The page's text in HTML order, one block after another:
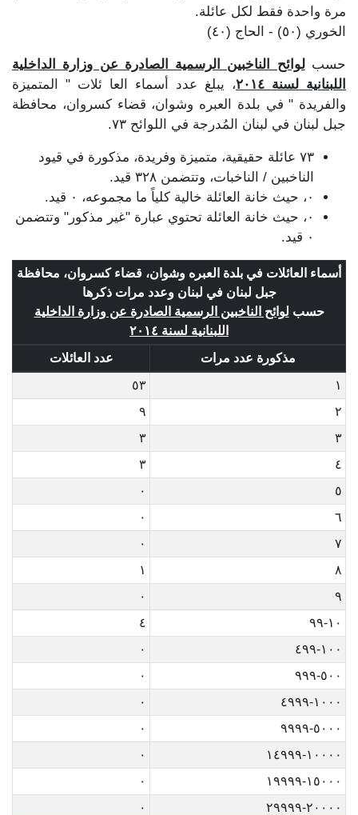
مرة واحدة فقط لكل عائلة.
الخوري (٥٠) - الحاج (٤٠)
حسبلوائح الناخبين الرسمية الصادرة عن وزارة الداخلية
اللبنانية لسنة ٢٠١٤
، يبلغ عدد أسماء العا ئلات " المتميزة
والفريدة " في بلدة العبره وشوان، قضاء كسروان، محافظة
جبل لبنان في لبنان المُدرجة في اللوائح ٧٣.
٧٣ عائلة حقيقية، متميزة وفريدة، مذكورة في قيود
الناخبين / الناخبات، وتتضمن ٣٢٨ قيد.
٠، حيث خانة العائلة خالية كلياً ما مجموعه، ٠ قيد.
٠، حيث خانة العائلة تحتوي عبارة "غير مذكور" وتتضمن
٠ قيد.
أسماء العائلات في بلدة العبره وشوان، قضاء كسروان، محافظة
جبل لبنان في لبنان وعدد مرات ذكرها
حسب لوائح الناخبين الرسمية الصادرة عن وزارة الداخلية
اللبنانية لسنة ٢٠١٤
مذكورة عدد مرات
عدد العائلات
١
٥٣
٢
٩
٣
٣
٤
٣
٥
٠
٦
٠
٧
٠
٨
١
٩
٠
١٠-٩٩
٤
١٠٠-٤٩٩
٠
٥٠٠-٩٩٩
٠
١٠٠٠-٤٩٩٩
٠
٥٠٠٠-٩٩٩٩
٠
١٠٠٠٠-١٤٩٩٩
٠
١٥٠٠٠-١٩٩٩٩
٠
٢٠٠٠٠-٢٩٩٩٩
٠